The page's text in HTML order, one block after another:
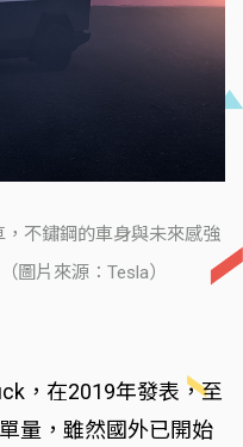
不鏽鋼的車身與未來感強
圖片來源：Tesla）
，在2019年發表，至
量，雖然國外已開始